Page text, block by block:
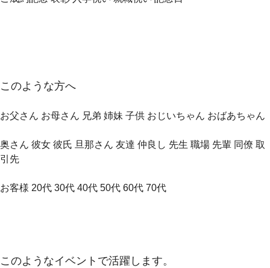
このような方へ
お父さん お母さん 兄弟 姉妹 子供 おじいちゃん おばあちゃん
奥さん 彼女 彼氏 旦那さん 友達 仲良し 先生 職場 先輩 同僚 取
引先
お客様 20代 30代 40代 50代 60代 70代
このようなイベントで活躍します。